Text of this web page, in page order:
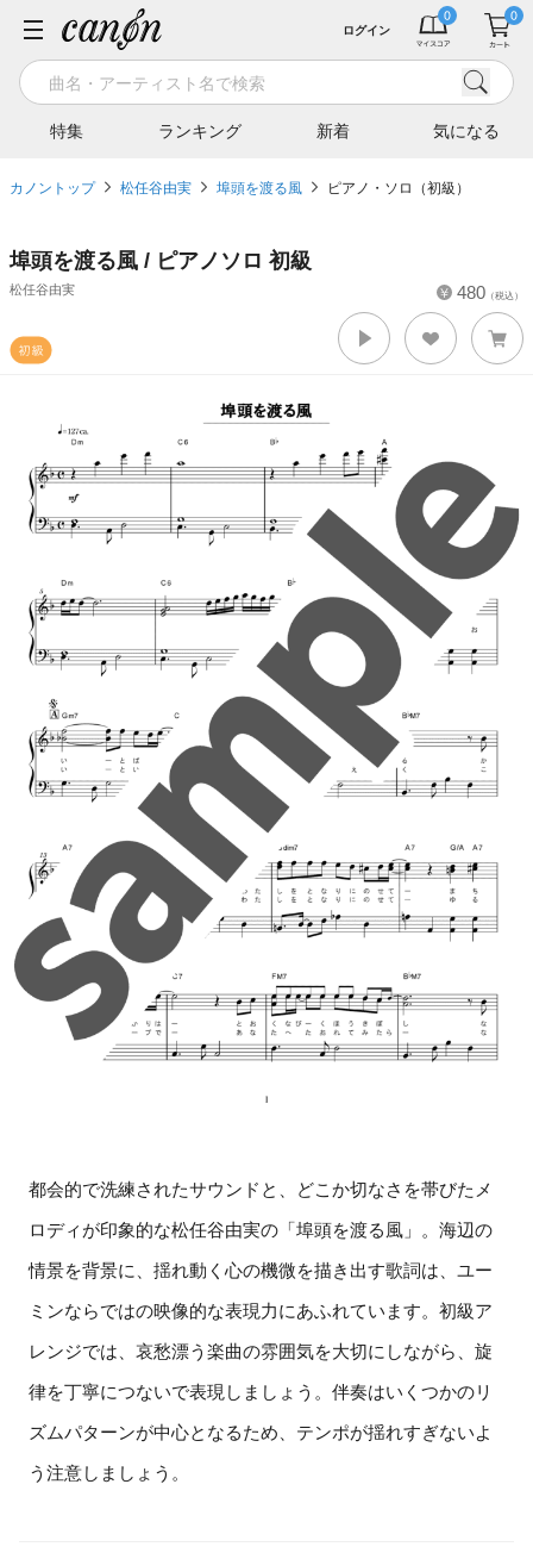
特集 ランキング 新着 気になる
ログイン
カノントップ 松任谷由実 埠頭を渡る風 ピアノ・ソロ（初級）
埠頭を渡る風 / ピアノソロ 初級
松任谷由実 480 （税込）
都会的で洗練されたサウンドと、どこか切なさを帯びたメ
ロディが印象的な松任谷由実の「埠頭を渡る風」。海辺の
情景を背景に、揺れ動く心の機微を描き出す歌詞は、ユー
ミンならではの映像的な表現力にあふれています。初級ア
レンジでは、哀愁漂う楽曲の雰囲気を大切にしながら、旋
律を丁寧につないで表現しましょう。伴奏はいくつかのリ
ズムパターンが中心となるため、テンポが揺れすぎないよ
う注意しましょう。